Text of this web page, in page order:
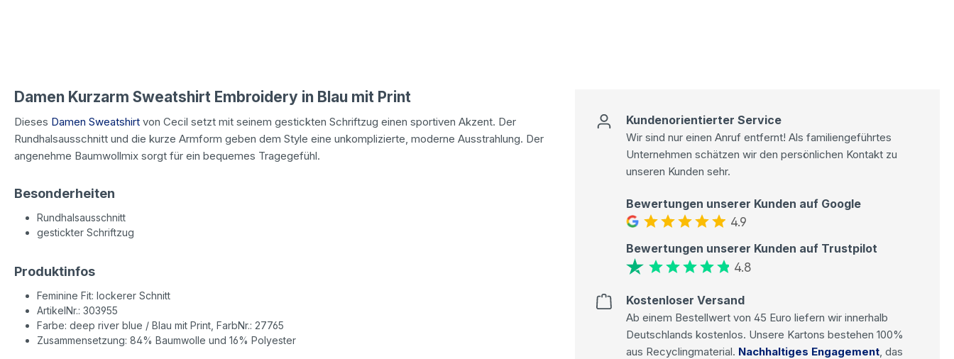
Damen Kurzarm Sweatshirt Embroidery in Blau mit Print
Dieses Damen Sweatshirt von Cecil setzt mit seinem gestickten Schriftzug einen sportiven Akzent. Der
Rundhalsausschnitt und die kurze Armform geben dem Style eine unkomplizierte, moderne Ausstrahlung. Der
angenehme Baumwollmix sorgt für ein bequemes Tragegefühl.
Besonderheiten
Rundhalsausschnitt
gestickter Schriftzug
Produktinfos
Feminine Fit: lockerer Schnitt
ArtikelNr.: 303955
Farbe: deep river blue / Blau mit Print, FarbNr.: 27765
Zusammensetzung: 84% Baumwolle und 16% Polyester
Kundenorientierter Service
Wir sind nur einen Anruf entfernt! Als familiengeführtes
Unternehmen schätzen wir den persönlichen Kontakt zu
unseren Kunden sehr.
Bewertungen unserer Kunden auf Google
4.9
Bewertungen unserer Kunden auf Trustpilot
4.8
Kostenloser Versand
Ab einem Bestellwert von 45 Euro liefern wir innerhalb
Deutschlands kostenlos. Unsere Kartons bestehen 100%
aus Recyclingmaterial. Nachhaltiges Engagement, das